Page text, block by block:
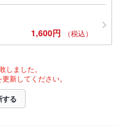
1,600円 （税込）
しました。
新してください。
する